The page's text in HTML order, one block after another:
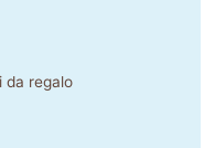
da regalo